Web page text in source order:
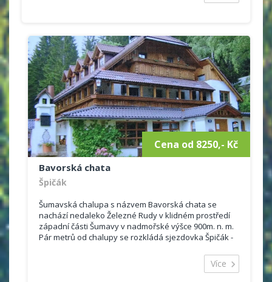
Cena od 8250,- Kč
Bavorská chata
Špičák
Šumavská chalupa s názvem Bavorská chata se
nachází nedaleko Železné Rudy v klidném prostředí
západní části Šumavy v nadmořské výšce 900m. n. m.
Pár metrů od chalupy se rozkládá sjezdovka Špičák -
Více